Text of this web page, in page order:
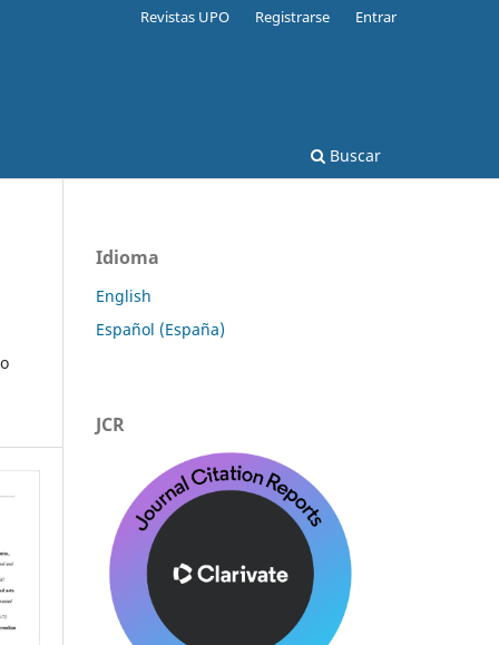
Buscar
Revistas UPO Registrarse Entrar
Idioma
English
Español (España)
JCR